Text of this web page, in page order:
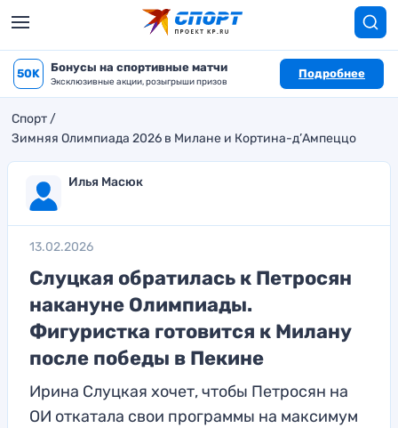
50K Бонусы на спортивные матчи
Эксклюзивные акции, розыгрыши призов
Подробнее
Спорт
Зимняя Олимпиада 2026 в Милане и Кортина-д’Ампеццо
Илья Масюк
13.02.2026
Слуцкая обратилась к Петросян
накануне Олимпиады.
Фигуристка готовится к Милану
после победы в Пекине
Ирина Слуцкая хочет, чтобы Петросян на
ОИ откатала свои программы на максимум